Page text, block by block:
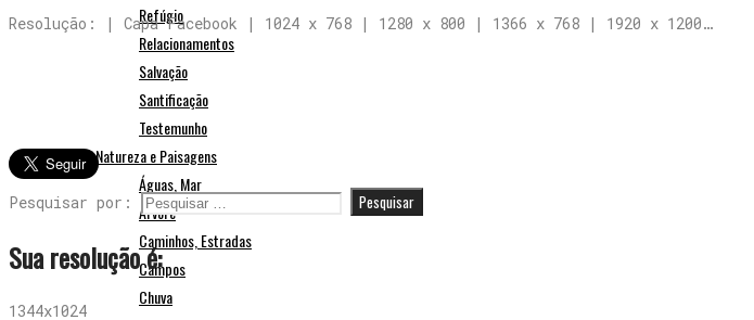
Refúgio
Relacionamentos
Salvação
Santificação
Testemunho
Natureza e Paisagens
Águas, Mar
Árvore
Caminhos, Estradas
Campos
Chuva
Resolução: | Capa Facebook | 1024 x 768 | 1280 x 800 | 1366 x 768 | 1920 x 1200…
Pesquisar por:
Sua resolução é:
1344x1024